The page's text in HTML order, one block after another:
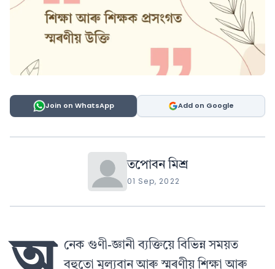
Join on WhatsApp Add on Google
তপোবন মিশ্ৰ
01 Sep, 2022
নেক গুণী-জ্ঞানী ব্যক্তিয়ে বিভিন্ন সময়ত
বহুতো মূল্যবান আৰু স্মৰণীয় শিক্ষা আৰু